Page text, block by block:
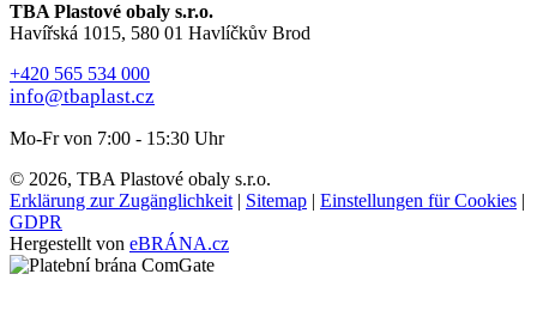
TBA Plastové obaly s.r.o.
Havířská 1015, 580 01 Havlíčkův Brod
+420 565 534 000
info@tbaplast.cz
Mo-Fr von 7:00 - 15:30 Uhr
© 2026, TBA Plastové obaly s.r.o.
Erklärung zur Zugänglichkeit | Sitemap | Einstellungen für Cookies |
GDPR
Hergestellt von eBRÁNA.cz